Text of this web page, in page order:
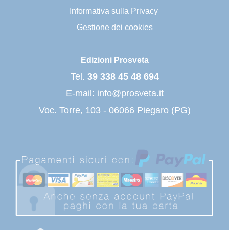
Informativa sulla Privacy
Gestione dei cookies
Edizioni Prosveta
Tel. 39 338 45 48 694
E-mail: info@prosveta.it
Voc. Torre, 103 - 06066 Piegaro (PG)